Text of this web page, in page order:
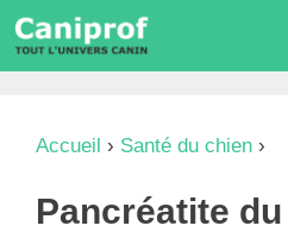
Aller
au
contenu
Accueil › Santé du chien ›
Pancréatite